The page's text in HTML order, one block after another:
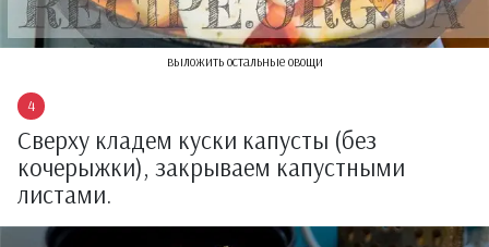
выложить остальные овощи
Сверху кладем куски капусты (без
кочерыжки), закрываем капустными
листами.